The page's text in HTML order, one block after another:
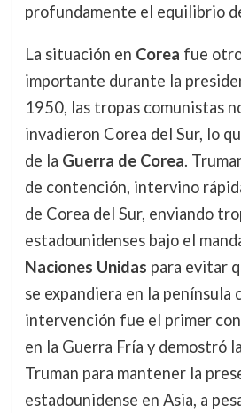
profundamente el equilibrio
La situación en Corea fue
importante durante la
1950, las tropas comunistas
invadieron Corea del Sur, lo
de la Guerra de Corea.
de contención, intervino
de Corea del Sur, enviando
estadounidenses bajo el
Naciones Unidas para evitar
se expandiera en la península
intervención fue el primer
en la Guerra Fría y demostró
Truman para mantener la
estadounidense en Asia, a